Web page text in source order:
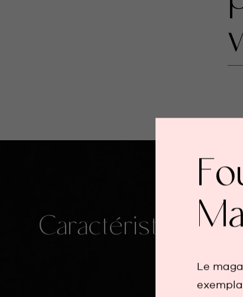
Caractéristiques
Le